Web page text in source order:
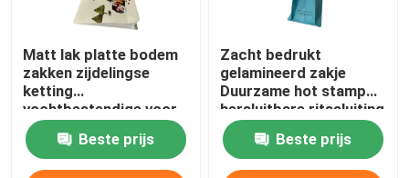
Matt lak platte bodem
zakken zijdelingse
ketting
vochtbestendige voor
rijst voedsel
Beste prijs
Zacht bedrukt
gelamineerd zakje
Duurzame hot stamp
hersluitbare ritssluiting
Beste prijs